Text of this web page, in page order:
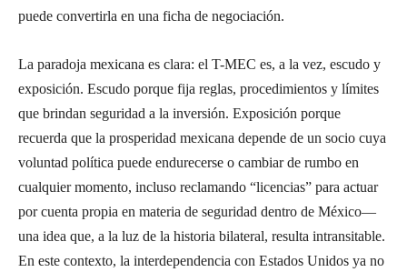
puede convertirla en una ficha de negociación.
La paradoja mexicana es clara: el T-MEC es, a la vez, escudo y
exposición. Escudo porque fija reglas, procedimientos y límites
que brindan seguridad a la inversión. Exposición porque
recuerda que la prosperidad mexicana depende de un socio cuya
voluntad política puede endurecerse o cambiar de rumbo en
cualquier momento, incluso reclamando “licencias” para actuar
por cuenta propia en materia de seguridad dentro de México—
una idea que, a la luz de la historia bilateral, resulta intransitable.
En este contexto, la interdependencia con Estados Unidos ya no